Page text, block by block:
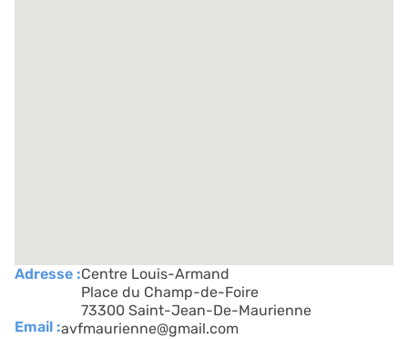
Adresse :Centre Louis-Armand
Place du Champ-de-Foire
73300 Saint-Jean-De-Maurienne
Email :avfmaurienne@gmail.com